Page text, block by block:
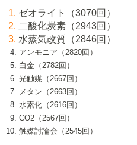
大学：オンライン・対面開催）
6号 メタン転換技術の最新動向
B号 第125回触媒討論会（2020年・工学
院大学）
5号 固体触媒による含窒素有機化合物変
換の最前線
6号 貴金属使用量低減に向けた自動車排
ガス浄化触媒の開発
B号 第123回触媒討論会（2019年・大阪
B号 第121回触媒討論会（2018年・東京
大学）
5号 水素のふるまいを解き明かす最先端
研究
6号 低級アルカンの有効利用のための触
媒技術
B号 第119回触媒討論会（2017年・首都
大学東京）
媒技術
3号 触媒研究の最先端～とびたて若き研究
者たち～（1）
4号 触媒研究の最先端～とびたて若き研究
者たち～（2）
5号 触媒研究の最先端～とびたて若き研究
者たち～（3）
6号 イオニクス材料と燃料電池・電解合成
の最新の研究動向
2号 石油精製用触媒の最近の進展
3号 固体酸化物形燃料電池（SOFC）におけ
るアノード触媒上での燃料直接改質技術
4号 コアシェル構造の制御による触媒機能
5号 工業触媒およびその周辺技術の最近の
進歩
6号 ナノシート
B号 第115回触媒討論会（2015年・成蹊大
2号 光触媒反応機構に関する最新の研究動
向
開発動向
4号 人工光合成に向けた近年のアプローチ
5号 未利用熱エネルギーの有効活用に貢献
する触媒技術
6号 ポリオキソメタレート
B号 第113回触媒討論会（2014年・ロワジ
1号 高耐久性燃料電池システム用触媒にお
ける新展開
2号 リビングラジカル重合の最近の動向
3号 天然ガスの化学工業的展開に関する触
媒技術
4号 貴金属触媒の精密構造制御とその活用
5号 バイオマス化成品製造のための固体触
6号 ナノ空間─吸着状態解析から新機能開拓
▼54巻（2012年）
1号 規則性多孔体の利用技術における最近
の進歩
2号 第109回触媒討論会
3号 貴金属低減技術の最新動向
4号 貴金属代替技術の最新動向
5号 光触媒による物質変換反応の新展開
6号 グラフェン
▼53巻（2011年）
1号 金属学から見る合金触媒の新展開
2号 第107回触媒討論会
3号 触媒のその場観察法の進歩（１）
4号 触媒のその場観察法の進歩（２）
5号 不活性結合の触媒的活性化による有機
合成
▼52巻（2010年）
1号 触媒の劣化対策と長寿命触媒開発
2号 第105回触媒討論会
3号 ナノ構造が拓く新機能
4号 活性サイトおよびその環境の精密な設
計による触媒の高機能化
1号 炭素材料－熱い注目を集める材料－
2号 第103回触媒討論会
3号 環境浄化用光触媒の現状と課題
4号 水素社会の実現に向けた水素製造・貯
▼50巻（2008年）
1号 触媒化学と学会のこの10年，半世紀，
そして未来
2号 第101回触媒討論会
▼49巻（2007年）
1号 含フッ素化合物の合成と触媒
2号 第99回触媒討論会
▼48巻（2006年）
ゼオライト（3070回）
二酸化炭素（2943回）
水蒸気改質（2846回）
アンモニア（2820回）
白金（2782回）
光触媒（2667回）
メタン（2663回）
水素化（2616回）
CO2（2567回）
触媒討論会（2545回）